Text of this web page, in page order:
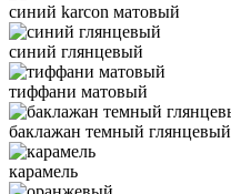
синий karcon матовый
синий глянцевый
тиффани матовый
баклажан темный глянцевый
карамель